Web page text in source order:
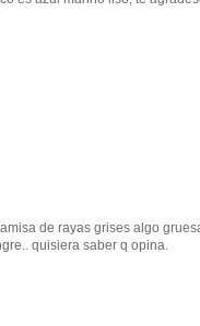
de rayas grises algo
quisiera saber q opina.